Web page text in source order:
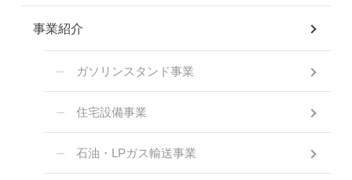
事業紹介
ガソリンスタンド事業
住宅設備事業
石油・LPガス輸送事業